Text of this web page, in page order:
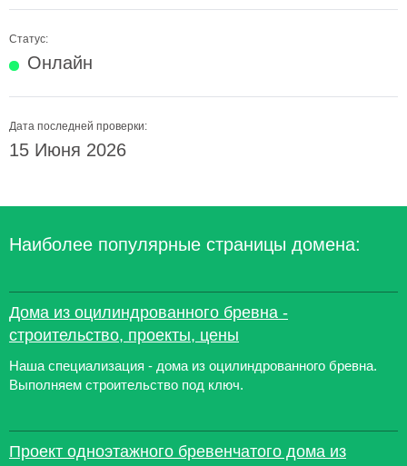
Статус:
Онлайн
Дата последней проверки:
15 Июня 2026
Наиболее популярные страницы домена:
Дома из оцилиндрованного бревна -
строительство, проекты, цены
Наша специализация - дома из оцилиндрованного бревна.
Выполняем строительство под ключ.
Проект одноэтажного бревенчатого дома из